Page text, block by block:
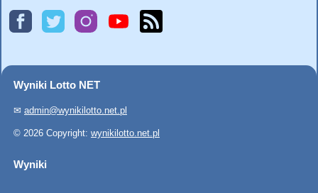
Wyniki Lotto NET
✉ admin@wynikilotto.net.pl
© 2026 Copyright: wynikilotto.net.pl
Wyniki